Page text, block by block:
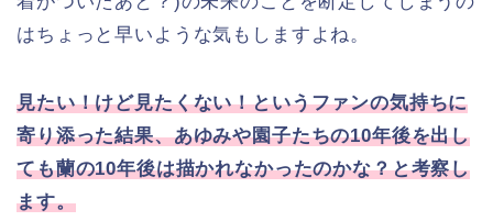
はちょっと早いような気もしますよね。
見たい！けど見たくない！というファンの気持ちに
寄り添った結果、あゆみや園子たちの10年後を出し
ても蘭の10年後は描かれなかったのかな？と考察し
ます。